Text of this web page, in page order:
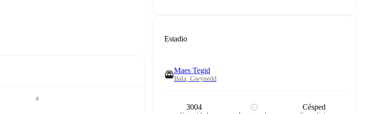
#
Estadio
Maes Tegid
Bala, Gwynedd
3004 Césped